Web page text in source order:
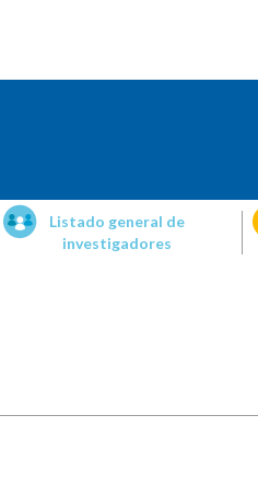
Listado general de
investigadores